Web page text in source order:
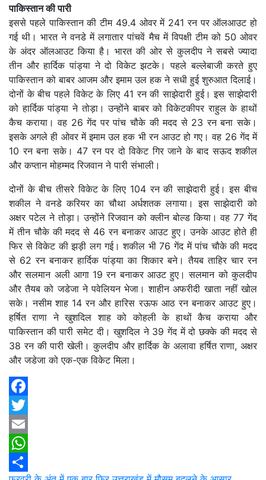
पाकिस्तान की पारी
इससे पहले पाकिस्तान की टीम 49.4 ओवर में 241 रन पर ऑलआउट हो
गई थी। भारत ने वनडे में लगातार पांचवें मैच में विपक्षी टीम को 50 ओवर
के अंदर ऑलआउट किया है। भारत की ओर से कुलदीप ने सबसे ज्यादा
तीन और हार्दिक पांड्या ने दो विकेट झटके। पहले बल्लेबाजी करते हुए
पाकिस्तान को बाबर आजम और इमाम उल हक ने सधी हुई शुरुआत दिलाई।
दोनों के बीच पहले विकेट के लिए 41 रन की साझेदारी हुई। इस साझेदारी
को हार्दिक पांड्या ने तोड़ा। उन्होंने बाबर को विकेटकीपर राहुल के हाथों
कैच कराया। वह 26 गेंद पर पांच चौके की मदद से 23 रन बना सके।
इसके अगले ही ओवर में इमाम उल हक भी रन आउट हो गए। वह 26 गेंद में
10 रन बना सके। 47 रन पर दो विकेट गिर जाने के बाद सऊद शकील
और कप्तान मोहम्मद रिजवान ने पारी संभाली।
दोनों के बीच तीसरे विकेट के लिए 104 रन की साझेदारी हुई। इस बीच
शकील ने वनडे करियर का चौथा अर्धशतक लगाया। इस साझेदारी को
अक्षर पटेल ने तोड़ा। उन्होंने रिजवान को क्लीन बोल्ड किया। वह 77 गेंद
में तीन चौके की मदद से 46 रन बनाकर आउट हुए। उनके आउट होते ही
फिर से विकेट की झड़ी लग गई। शकील भी 76 गेंद में पांच चौके की मदद
से 62 रन बनाकर हार्दिक पांड्या का शिकार बने। तैयब ताहिर चार रन
और सलमान अली आगा 19 रन बनाकर आउट हुए। सलमान को कुलदीप
और तैयब को जडेजा ने पवेलियन भेजा। शाहीन अफरीदी खाता नहीं खोल
सके। नसीम शाह 14 रन और हारिस रऊफ आठ रन बनाकर आउट हुए।
हर्षित राणा ने खुशदिल शाह को कोहली के हाथों कैच कराया और
पाकिस्तान की पारी समेट दी। खुशदिल ने 39 गेंद में दो छक्के की मदद से
38 रन की पारी खेली। कुलदीप और हार्दिक के अलावा हर्षित राणा, अक्षर
और जडेजा को एक-एक विकेट मिला।
Facebook
Twitter
Email
WhatsApp